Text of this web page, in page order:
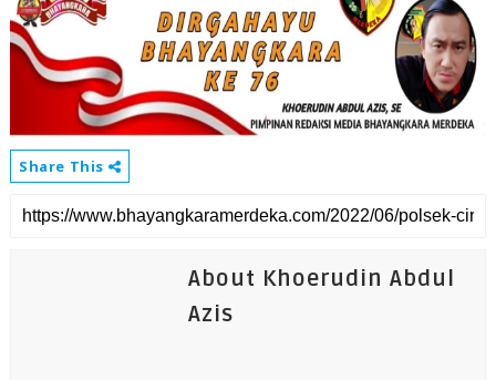
Share This
About Khoerudin Abdul
Azis